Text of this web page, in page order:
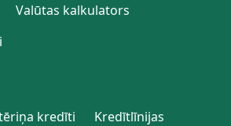
Valūtas kalkulators
kredīti
Kredītlīnijas